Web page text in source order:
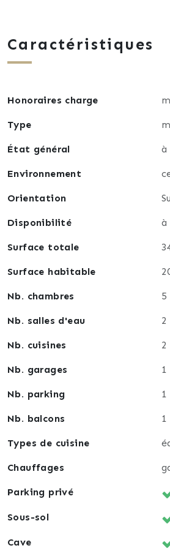
Caractéristiques
Honoraires charge
Type
État général à
Environnement
Orientation
Disponibilité à
Surface totale
Surface habitable
Nb. chambres 5
Nb. salles d'eau 2
Nb. cuisines 2
Nb. garages 1
Nb. parking 1
Nb. balcons 1
Types de cuisine
Chauffages
Parking privé
Sous-sol
Cave